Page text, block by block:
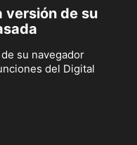
versión de su
su navegador
del Digital